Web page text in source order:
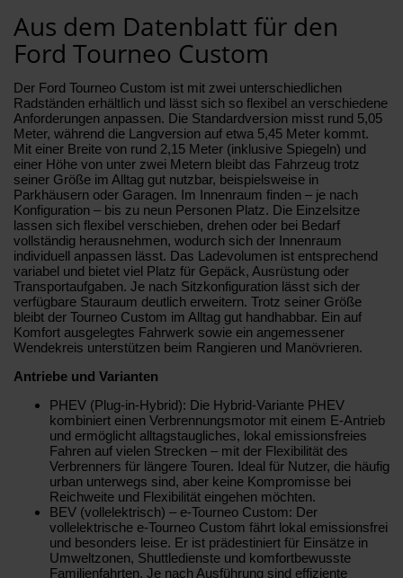
Aus dem Datenblatt für den
Ford Tourneo Custom
Der Ford Tourneo Custom ist mit zwei unterschiedlichen
Radständen erhältlich und lässt sich so flexibel an verschiedene
Anforderungen anpassen. Die Standardversion misst rund 5,05
Meter, während die Langversion auf etwa 5,45 Meter kommt.
Mit einer Breite von rund 2,15 Meter (inklusive Spiegeln) und
einer Höhe von unter zwei Metern bleibt das Fahrzeug trotz
seiner Größe im Alltag gut nutzbar, beispielsweise in
Parkhäusern oder Garagen. Im Innenraum finden – je nach
Konfiguration – bis zu neun Personen Platz. Die Einzelsitze
lassen sich flexibel verschieben, drehen oder bei Bedarf
vollständig herausnehmen, wodurch sich der Innenraum
individuell anpassen lässt. Das Ladevolumen ist entsprechend
variabel und bietet viel Platz für Gepäck, Ausrüstung oder
Transportaufgaben. Je nach Sitzkonfiguration lässt sich der
verfügbare Stauraum deutlich erweitern. Trotz seiner Größe
bleibt der Tourneo Custom im Alltag gut handhabbar. Ein auf
Komfort ausgelegtes Fahrwerk sowie ein angemessener
Wendekreis unterstützen beim Rangieren und Manövrieren.
Antriebe und Varianten
PHEV (Plug-in-Hybrid): Die Hybrid-Variante PHEV
kombiniert einen Verbrennungsmotor mit einem E‑Antrieb
und ermöglicht alltagstaugliches, lokal emissionsfreies
Fahren auf vielen Strecken – mit der Flexibilität des
Verbrenners für längere Touren. Ideal für Nutzer, die häufig
urban unterwegs sind, aber keine Kompromisse bei
Reichweite und Flexibilität eingehen möchten.
BEV (vollelektrisch) – e‑Tourneo Custom: Der
vollelektrische e‑Tourneo Custom fährt lokal emissionsfrei
und besonders leise. Er ist prädestiniert für Einsätze in
Umweltzonen, Shuttledienste und komfortbewusste
Familienfahrten. Je nach Ausführung sind effiziente